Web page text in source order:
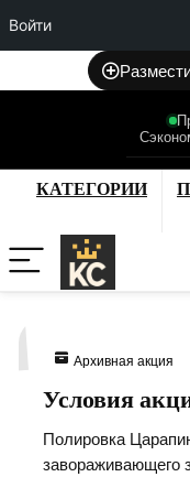
Войти
КАТЕГОРИИ
Архивная акция
Условия
Полировка
завораживающего